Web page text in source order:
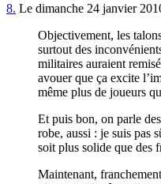
8. Le dimanche 24 janvier
Objectivement, les
surtout des
militaires auraient
avouer que ça excite
même plus de joueurs
Et puis bon, on parle
robe, aussi : je suis pas
soit plus solide que des
Maintenant,